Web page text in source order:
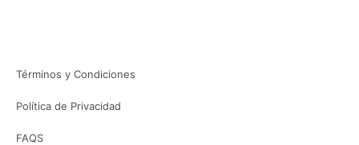
Términos y Condiciones
Política de Privacidad
FAQS